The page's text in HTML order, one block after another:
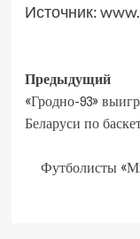
Источник:
Предыдущий
«Гродно-93»
Беларуси по
Футболисты